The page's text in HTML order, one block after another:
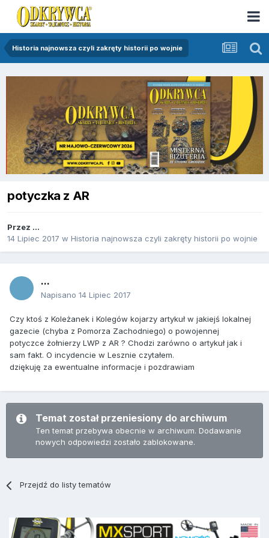
Historia najnowsza czyli zakręty historii po wojnie
potyczka z AR
Przez ...
14 Lipiec 2017 w Historia najnowsza czyli zakręty historii po wojnie
...
Napisano 14 Lipiec 2017
Czy ktoś z Koleżanek i Kolegów kojarzy artykuł w jakiejś lokalnej
gazecie (chyba z Pomorza Zachodniego) o powojennej
potyczce żołnierzy LWP z AR ? Chodzi zarówno o artykuł jak i
sam fakt. O incydencie w Lesznie czytałem.
dziękuję za ewentualne informacje i pozdrawiam
Temat został przeniesiony do archiwum
Ten temat przebywa obecnie w archiwum. Dodawanie
nowych odpowiedzi zostało zablokowane.
Przejdź do listy tematów